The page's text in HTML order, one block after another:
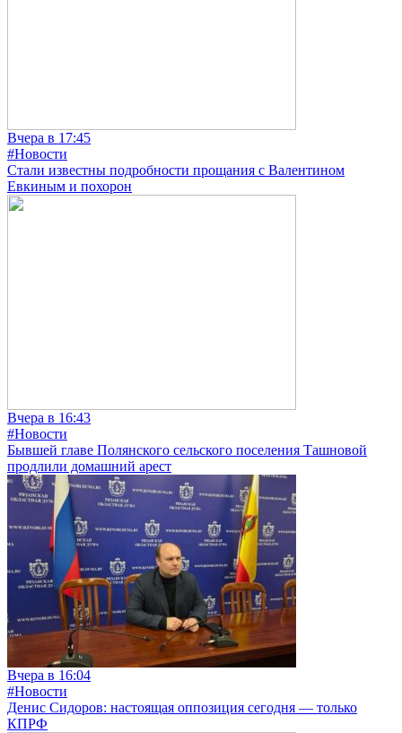
Вчера в 17:45
#Новости
Стали известны подробности прощания с Валентином
Евкиным и похорон
Вчера в 16:43
#Новости
Бывшей главе Полянского сельского поселения Ташновой
продлили домашний арест
Вчера в 16:04
#Новости
Денис Сидоров: настоящая оппозиция сегодня — только
КПРФ